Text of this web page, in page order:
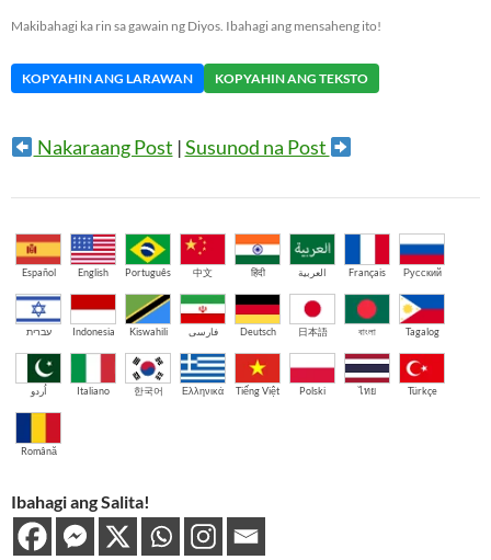
Makibahagi ka rin sa gawain ng Diyos. Ibahagi ang mensaheng ito!
KOPYAHIN ANG LARAWAN KOPYAHIN ANG TEKSTO
Nakaraang Post |Susunod na Post
Español English Português 中文 हिंदी العربية Français Русский
עברית Indonesia Kiswahili فارسی Deutsch 日本語 বাংলা Tagalog
اُردو Italiano 한국어 Ελληνικά Tiếng Việt Polski ไทย Türkçe
Română
Ibahagi ang Salita!